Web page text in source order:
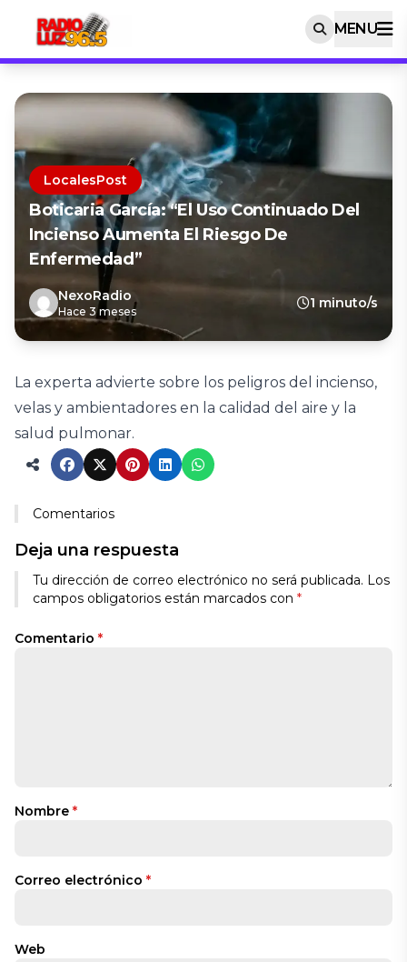
MENU
LocalesPost
Boticaria García: “El Uso Continuado Del
Incienso Aumenta El Riesgo De
Enfermedad”
NexoRadio
Hace 3 meses
1 minuto/s
La experta advierte sobre los peligros del incienso,
velas y ambientadores en la calidad del aire y la
salud pulmonar.
Comentarios
Deja una respuesta
Tu dirección de correo electrónico no será publicada. Los
campos obligatorios están marcados con *
Comentario *
Nombre *
Correo electrónico *
Web